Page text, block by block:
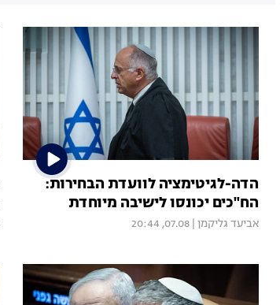
הדה-לגיטימציה לוועדת הבחירות:
הח"כים יכונסו לישיבה מיוחדת
אביעד גליקמן 07.08, 20:44